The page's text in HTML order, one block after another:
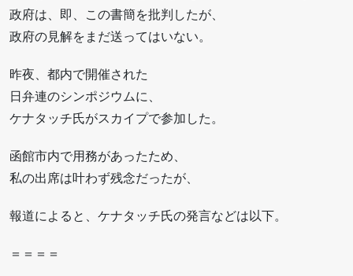
政府は、即、この書簡を批判したが、
政府の見解をまだ送ってはいない。
昨夜、都内で開催された
日弁連のシンポジウムに、
ケナタッチ氏がスカイプで参加した。
函館市内で用務があったため、
私の出席は叶わず残念だったが、
報道によると、ケナタッチ氏の発言などは以下。
＝＝＝＝